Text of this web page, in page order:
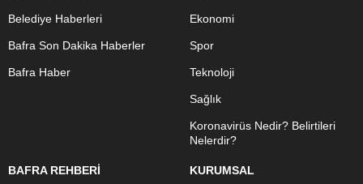
Belediye Haberleri
Bafra Son Dakika Haberler
Bafra Haber
Ekonomi
Spor
Teknoloji
Sağlık
Koronavirüs Nedir? Belirtileri
Nelerdir?
BAFRA REHBERİ
KURUMSAL